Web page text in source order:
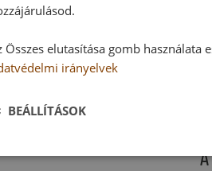
található:
Összes elutasítása gomb használata
irányelvek
BEÁLLÍTÁSOK